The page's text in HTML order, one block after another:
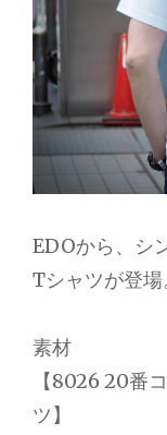
EDOから、シ
Tシャツが登場
素材
【8026 20番
ツ】